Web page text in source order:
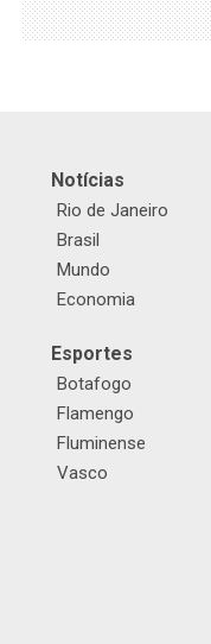
Notícias
Rio de Janeiro
Brasil
Mundo
Economia
Esportes
Botafogo
Flamengo
Fluminense
Vasco